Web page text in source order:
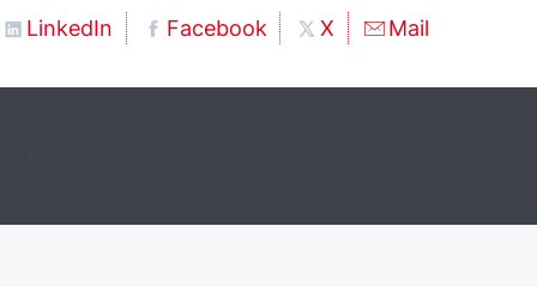
LinkedIn Facebook X Mail